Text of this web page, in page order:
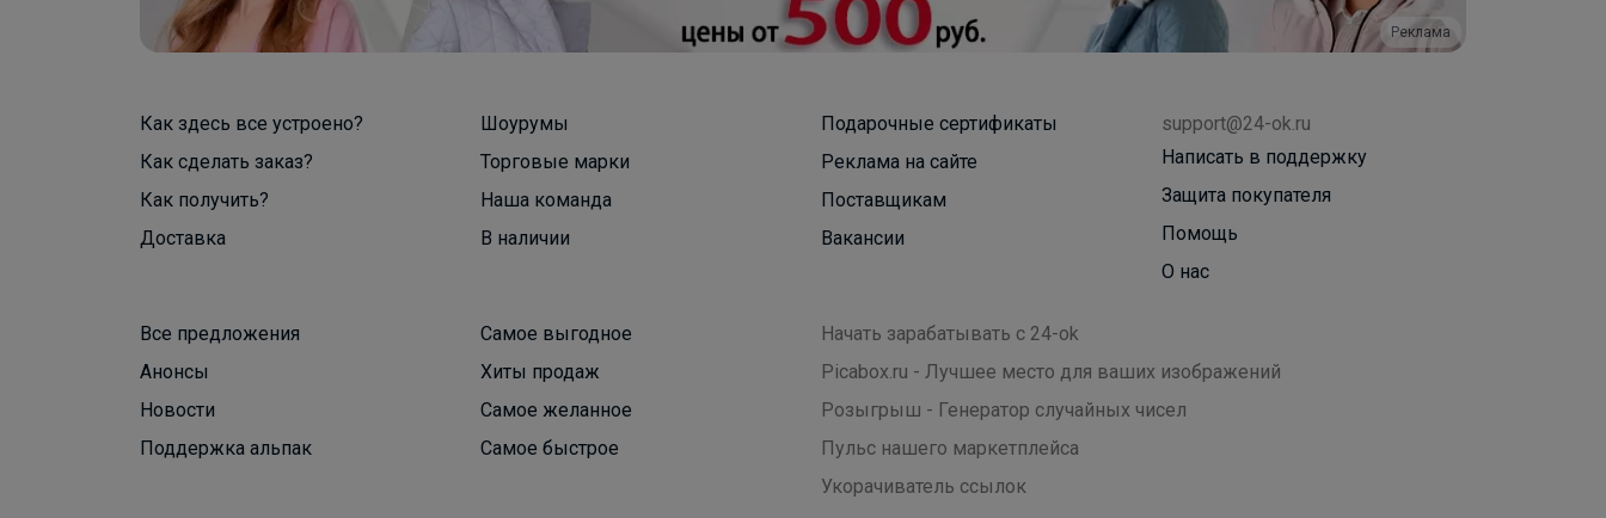
Реклама
Как здесь все устроено?
Как сделать заказ?
Как получить?
Доставка
Шоурумы
Торговые марки
Наша команда
В наличии
Подарочные сертификаты
Реклама на сайте
Поставщикам
Вакансии
support@24-ok.ru
Написать в поддержку
Защита покупателя
Помощь
О нас
Все предложения
Анонсы
Новости
Поддержка альпак
Самое выгодное
Хиты продаж
Самое желанное
Самое быстрое
Начать зарабатывать с 24-ok
Picabox.ru - Лучшее место для ваших изображений
Розыгрыш - Генератор случайных чисел
Пульс нашего маркетплейса
Укорачиватель ссылок
безупречный вид тетради с первого до самого
последнего дня учебного года